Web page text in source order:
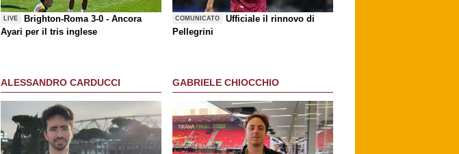
LIVE
Brighton-Roma 3-0 - Ancora
Ayari per il tris inglese
COMUNICATO
Ufficiale il rinnovo di
Pellegrini
ALESSANDRO CARDUCCI GABRIELE CHIOCCHIO